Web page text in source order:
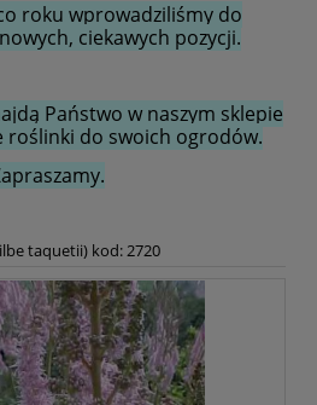
roku wprowadziliśmy do
ciekawych pozycji.
Państwo w naszym sklepie
roślinki do swoich ogrodów.
taquetii) kod: 2720